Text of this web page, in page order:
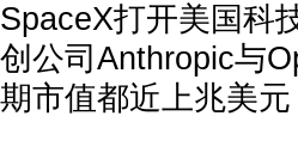
SpaceX打开美国科
创公司Anthropic与
期市值都近上兆美